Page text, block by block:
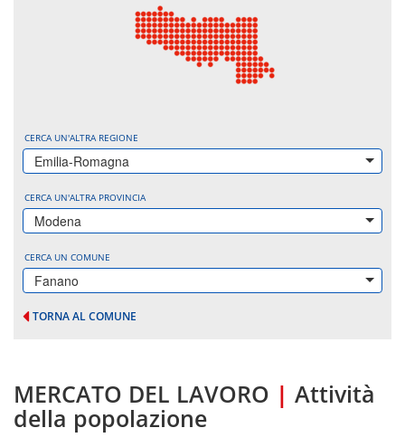
CERCA UN'ALTRA REGIONE
Emilia-Romagna
CERCA UN'ALTRA PROVINCIA
Modena
CERCA UN COMUNE
Fanano
TORNA AL COMUNE
MERCATO DEL LAVORO | Attività
della popolazione